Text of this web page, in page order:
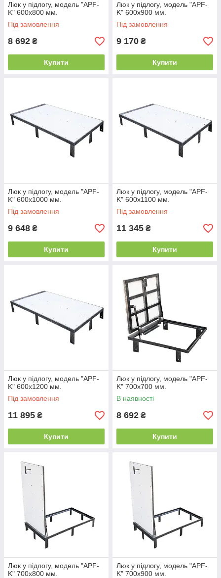
Люк у підлогу, модель "APF-
K" 600х800 мм.
Під замовлення
8 692 ₴
Купити
Люк у підлогу, модель "APF-
K" 600х900 мм.
Під замовлення
9 170 ₴
Купити
Люк у підлогу, модель "APF-
K" 600х1000 мм.
Під замовлення
9 648 ₴
Купити
Люк у підлогу, модель "APF-
K" 600х1100 мм.
Під замовлення
11 345 ₴
Купити
Люк у підлогу, модель "APF-
K" 600х1200 мм.
Під замовлення
11 895 ₴
Купити
Люк у підлогу, модель "APF-
K" 700х700 мм.
В наявності
8 692 ₴
Купити
Люк у підлогу, модель "APF-
K" 700х800 мм.
Люк у підлогу, модель "APF-
K" 700х900 мм.